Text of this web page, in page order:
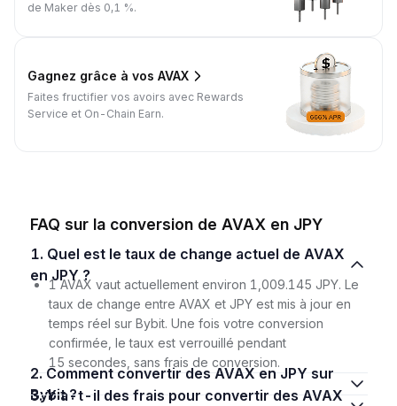
de Maker dès 0,1 %.
Gagnez grâce à vos AVAX
Faites fructifier vos avoirs avec Rewards
Service et On-Chain Earn.
FAQ sur la conversion de AVAX en JPY
1. Quel est le taux de change actuel de AVAX
en JPY ?
1 AVAX vaut actuellement environ 1,009.145 JPY. Le
taux de change entre AVAX et JPY est mis à jour en
temps réel sur Bybit. Une fois votre conversion
confirmée, le taux est verrouillé pendant
15 secondes, sans frais de conversion.
2. Comment convertir des AVAX en JPY sur
Bybit ?
3. Y a-t-il des frais pour convertir des AVAX